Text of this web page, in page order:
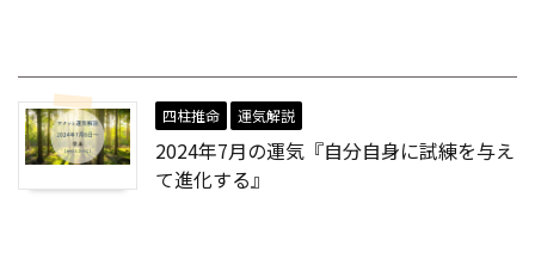
四柱推命 運気解説
2024年7月の運気『自分自身に試練を与え
て進化する』